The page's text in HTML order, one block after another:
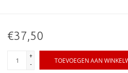
€37,50
+
-
TOEVOEGEN AAN